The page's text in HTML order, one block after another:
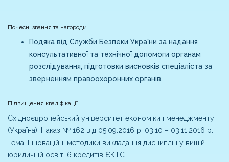
Почесні звання та нагороди
Подяка від Служби Безпеки України за надання
консультативної та технічної допомоги органам
розслідування, підготовки висновків спеціаліста за
зверненням правоохоронних органів.
Підвищення кваліфікації
Східноєвропейський університет економіки і менеджменту
(Україна), Наказ № 162 від 05.09.2016 р. 03.10 – 03.11.2016 р.
Тема: Інноваційні методики викладання дисциплін у вищій
юридичній освіті 6 кредитів ЄКТС.